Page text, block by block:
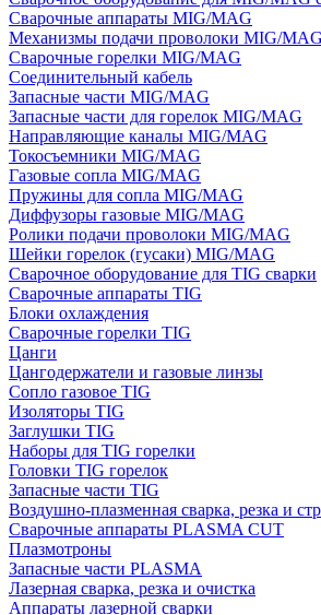
Сварочные аппараты MIG/MAG
Механизмы подачи проволоки MIG/MAG
Сварочные горелки MIG/MAG
Соединительный кабель
Запасные части MIG/MAG
Запасные части для горелок MIG/MAG
Направляющие каналы MIG/MAG
Токосъемники MIG/MAG
Газовые сопла MIG/MAG
Пружины для сопла MIG/MAG
Диффузоры газовые MIG/MAG
Ролики подачи проволоки MIG/MAG
Шейки горелок (гусаки) MIG/MAG
Сварочное оборудование для TIG сварки
Сварочные аппараты TIG
Блоки охлаждения
Сварочные горелки TIG
Цанги
Цангодержатели и газовые линзы
Сопло газовое TIG
Изоляторы TIG
Заглушки TIG
Наборы для TIG горелки
Головки TIG горелок
Запасные части TIG
Воздушно-плазменная сварка, резка и
Сварочные аппараты PLASMA CUT
Плазмотроны
Запасные части PLASMA
Лазерная сварка, резка и очистка
Аппараты лазерной сварки